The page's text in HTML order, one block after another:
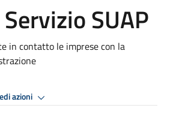
SUAP
in contatto le imprese con la
azioni